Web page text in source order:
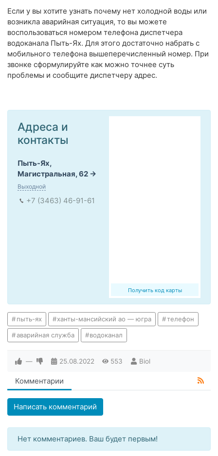
Если у вы хотите узнать почему нет холодной воды или
возникла аварийная ситуация, то вы можете
воспользоваться номером телефона диспетчера
водоканала Пыть-Ях. Для этого достаточно набрать с
мобильного телефона вышеперечисленный номер. При
звонке сформулируйте как можно точнее суть
проблемы и сообщите диспетчеру адрес.
Получить код карты
Адреса и
контакты
Пыть-Ях,
Магистральная, 62
Выходной
+7 (3463) 46-91-61
пыть-ях ханты-мансийский ао — югра телефон
аварийная служба водоканал
— 25.08.2022 553 Biol
Комментарии
Написать комментарий
Нет комментариев. Ваш будет первым!